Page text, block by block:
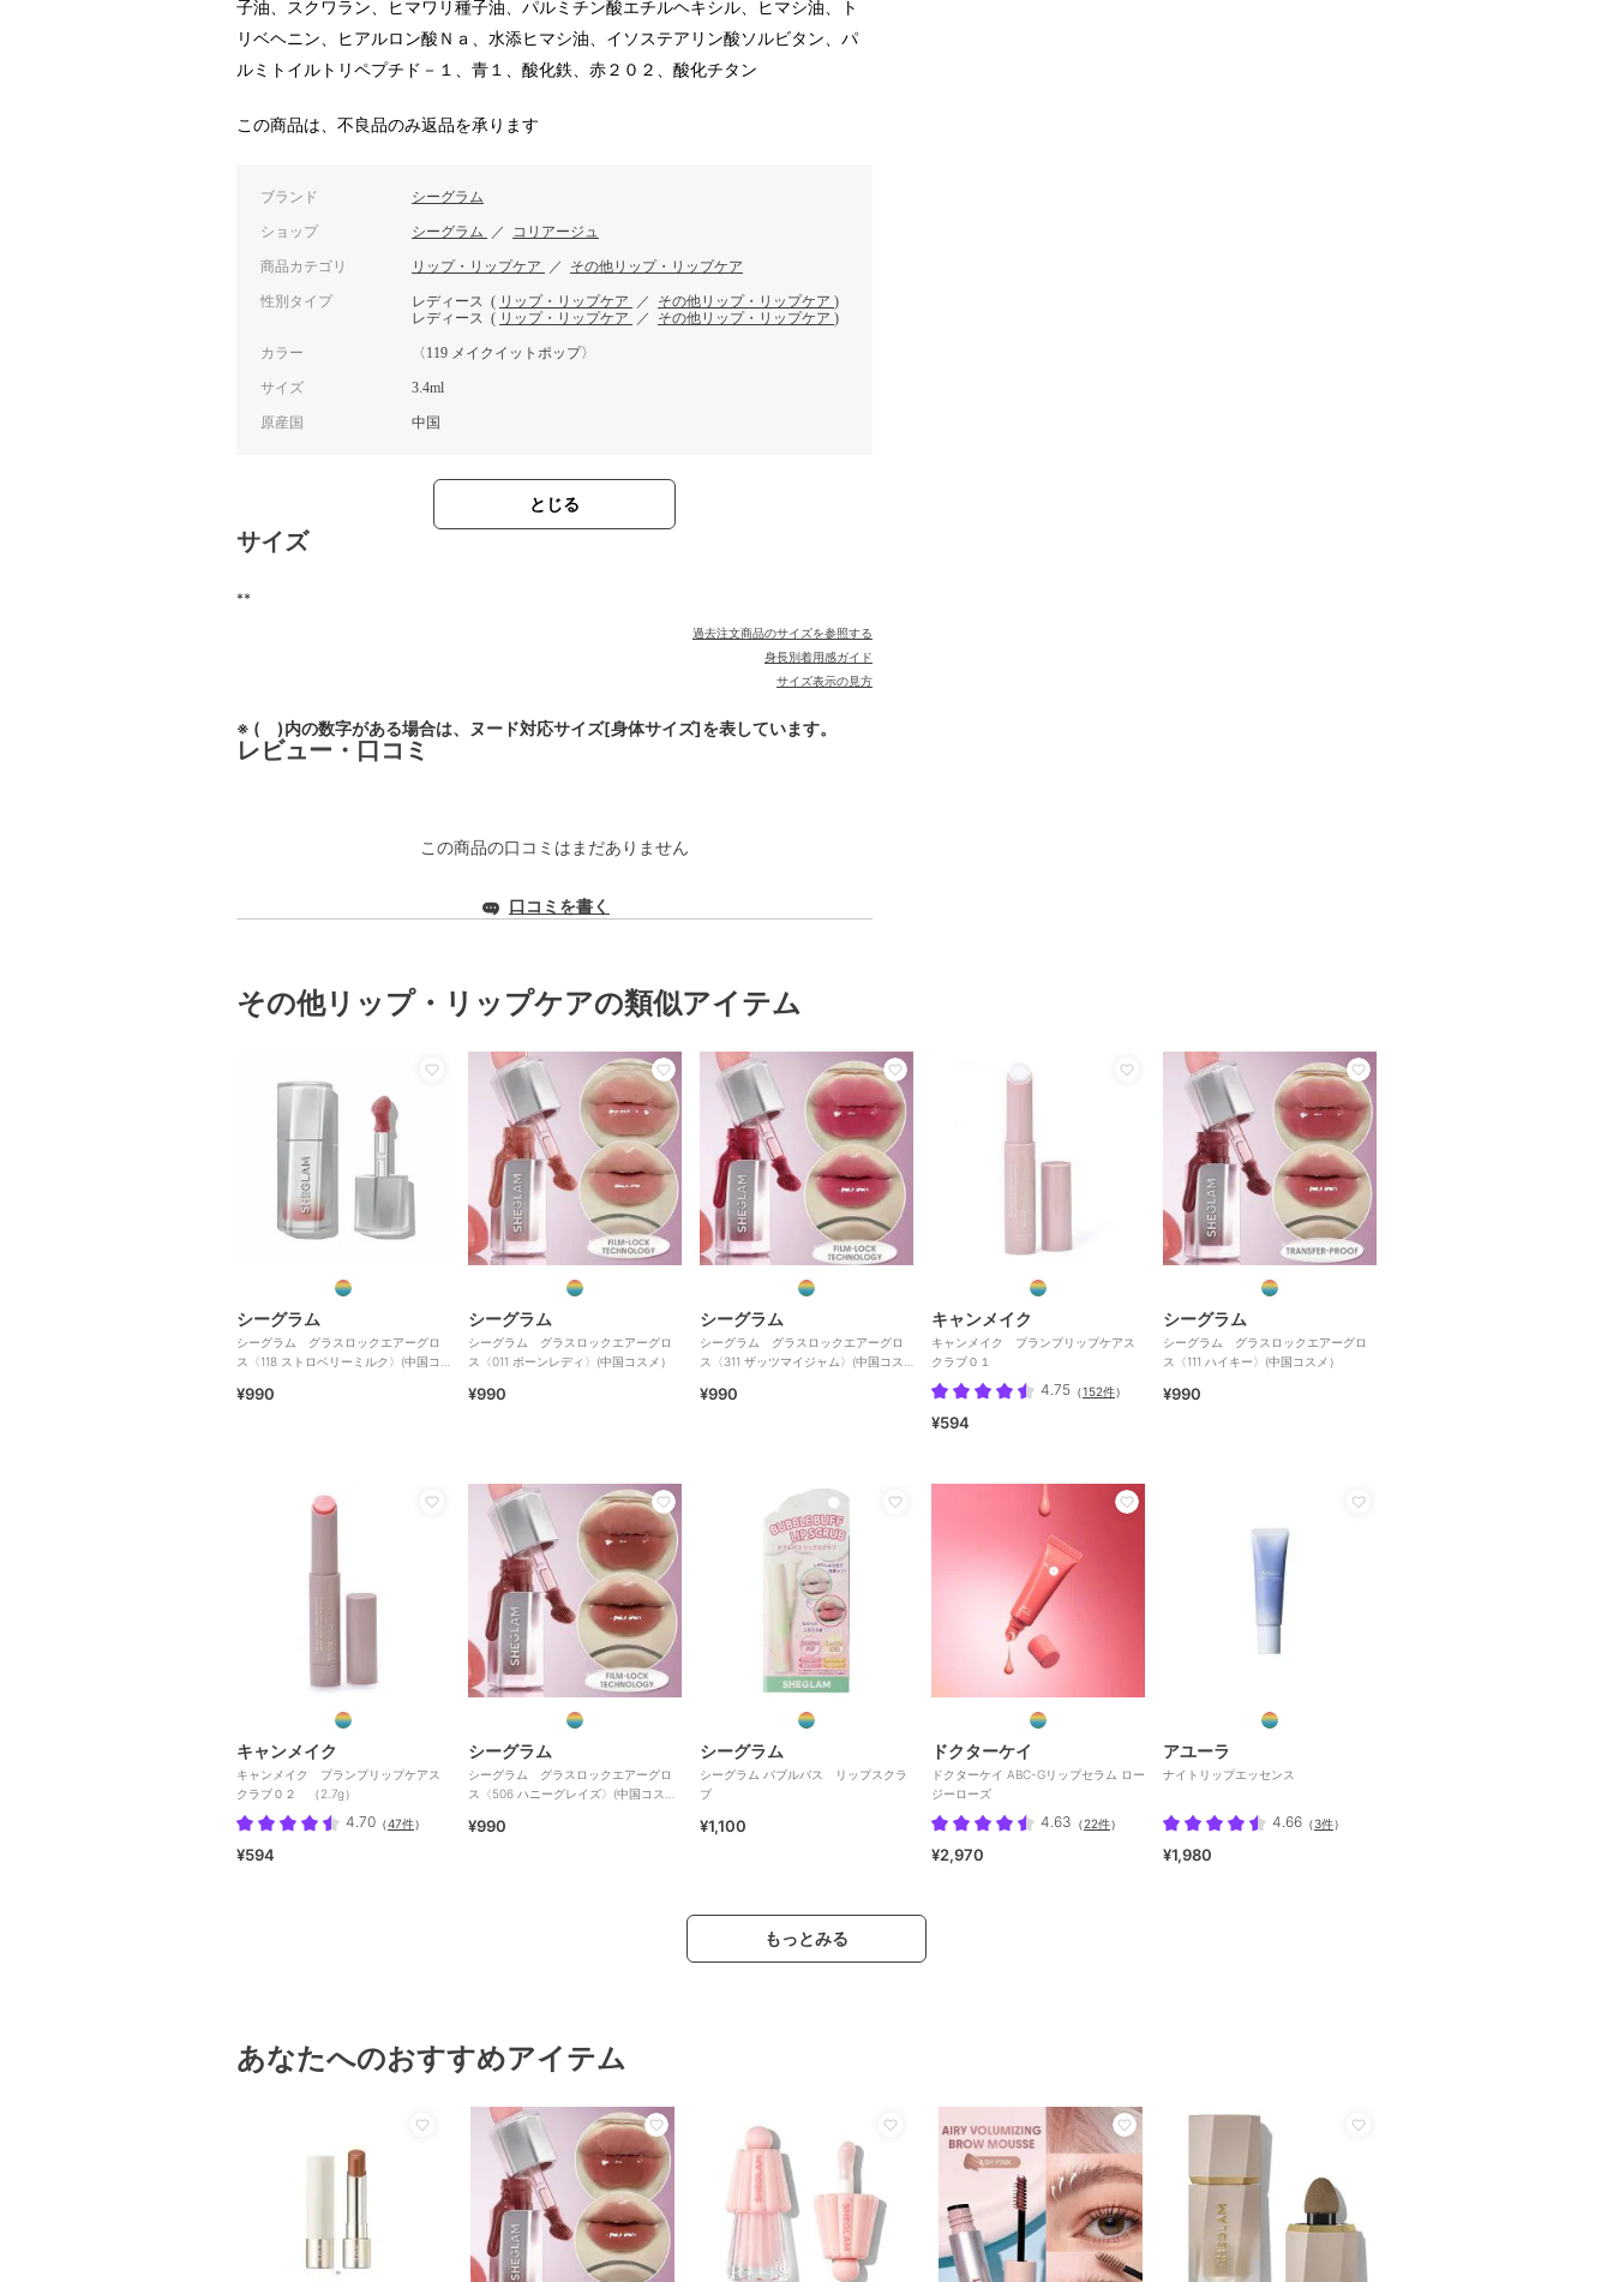
子油、スクワラン、ヒマワリ種子油、パルミチン酸エチルヘキシル、ヒマシ油、ト
リベヘニン、ヒアルロン酸Ｎａ、水添ヒマシ油、イソステアリン酸ソルビタン、パ
ルミトイルトリペプチド－１、青１、酸化鉄、赤２０２、酸化チタン
この商品は、不良品のみ返品を承ります
ブランド シーグラム
ショップ シーグラム ／ コリアージュ
商品カテゴリ リップ・リップケア ／ その他リップ・リップケア
性別タイプ レディース ( リップ・リップケア ／ その他リップ・リップケア )
レディース ( リップ・リップケア ／ その他リップ・リップケア )
カラー 〈119 メイクイットポップ〉
サイズ 3.4ml
原産国 中国
とじる
サイズ
**
過去注文商品のサイズを参照する
身長別着用感ガイド
サイズ表示の見方
※ ( )内の数字がある場合は、ヌード対応サイズ[身体サイズ]を表しています。
レビュー・口コミ
この商品の口コミはまだありません
口コミを書く
その他リップ・リップケアの類似アイテム
シーグラム
シーグラム グラスロックエアーグロ
ス〈118 ストロベリーミルク〉(中国コ
¥990
シーグラム
シーグラム グラスロックエアーグロ
ス〈011 ボーンレディ〉(中国コスメ）
¥990
シーグラム
シーグラム グラスロックエアーグロ
ス〈311 ザッツマイジャム〉(中国コス
¥990
キャンメイク
キャンメイク プランプリップケアス
クラブ０１
4.75 （152件）
¥594
シーグラム
シーグラム グラスロックエアーグロ
ス〈111 ハイキー〉(中国コスメ）
¥990
キャンメイク
キャンメイク プランプリップケアス
クラブ０２ （2.7g）
4.70 （47件）
¥594
シーグラム
シーグラム グラスロックエアーグロ
ス〈506 ハニーグレイズ〉(中国コス
¥990
シーグラム
シーグラム バブルバス リップスクラ
ブ
¥1,100
ドクターケイ
ドクターケイ ABC-Gリップセラム ロー
ジーローズ
4.63 （22件）
¥2,970
アユーラ
ナイトリップエッセンス
4.66 （3件）
¥1,980
もっとみる
あなたへのおすすめアイテム